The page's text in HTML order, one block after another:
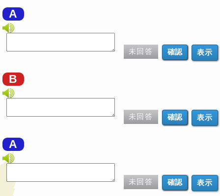
A
未回答 表示
B
未回答 表示
A
未回答 表示